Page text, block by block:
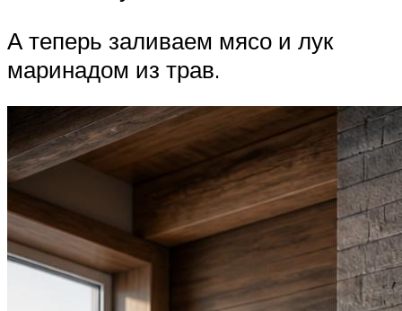
А теперь заливаем мясо и лук
маринадом из трав.